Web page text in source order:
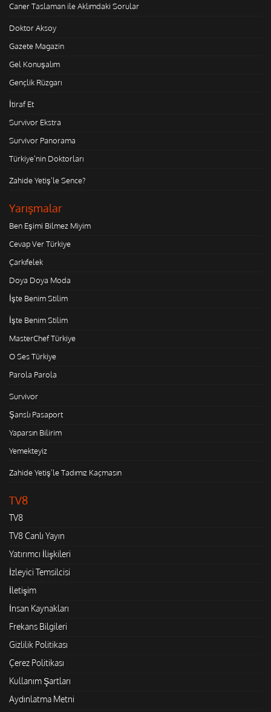
Caner Taslaman ile Aklımdaki Sorular
Doktor Aksoy
Gazete Magazin
Gel Konuşalım
Gençlik Rüzgarı
İtiraf Et
Survivor Ekstra
Survivor Panorama
Türkiye'nin Doktorları
Zahide Yetiş'le Sence?
Yarışmalar
Ben Eşimi Bilmez Miyim
Cevap Ver Türkiye
Çarkıfelek
Doya Doya Moda
İşte Benim Stilim
İşte Benim Stilim
MasterChef Türkiye
O Ses Türkiye
Parola Parola
Survivor
Şanslı Pasaport
Yaparsın Bilirim
Yemekteyiz
Zahide Yetiş'le Tadımız Kaçmasın
TV8
TV8
TV8 Canlı Yayın
Yatırımcı İlişkileri
İzleyici Temsilcisi
İletişim
İnsan Kaynakları
Frekans Bilgileri
Gizlilik Politikası
Çerez Politikası
Kullanım Şartları
Aydınlatma Metni